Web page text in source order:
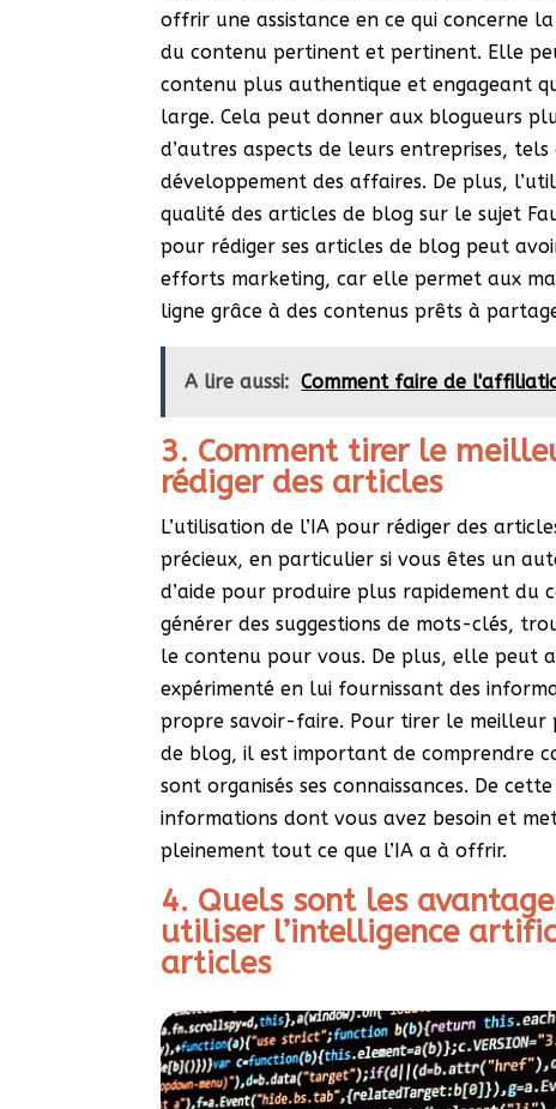
offrir une assistance en ce qui concerne
du contenu pertinent et pertinent. Elle
contenu plus authentique et engageant
large. Cela peut donner aux blogueurs
d’autres aspects de leurs entreprises,
développement des affaires. De plus,
qualité des articles de blog sur le sujet
pour rédiger ses articles de blog peut
efforts marketing, car elle permet aux
ligne grâce à des contenus prêts à
A lire aussi: Comment faire de
3. Comment tirer le
rédiger des articles
L’utilisation de l’IA pour rédiger des
précieux, en particulier si vous êtes un
d’aide pour produire plus rapidement du
générer des suggestions de mots-clés,
le contenu pour vous. De plus, elle peut
expérimenté en lui fournissant des
propre savoir-faire. Pour tirer le meilleur
de blog, il est important de comprendre
sont organisés ses connaissances. De
informations dont vous avez besoin et
pleinement tout ce que l’IA a à offrir.
4. Quels sont les
utiliser l’intelligence
articles